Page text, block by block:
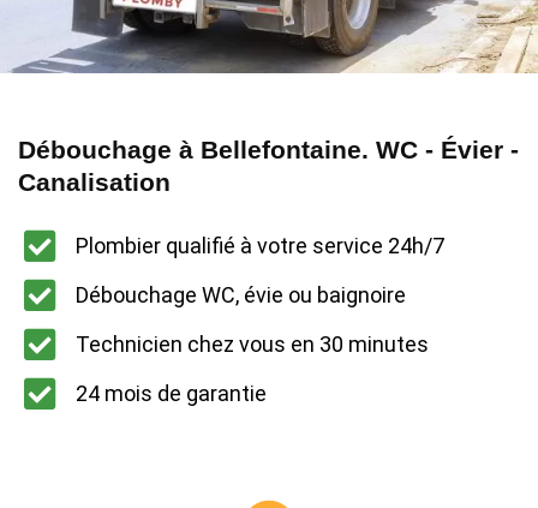
Débouchage à Bellefontaine. WC - Évier -
Canalisation
Plombier qualifié à votre service 24h/7
Débouchage WC, évie ou baignoire
Technicien chez vous en 30 minutes
24 mois de garantie